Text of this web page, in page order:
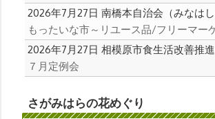
2026年7月27日 南橋本自治会（みなは
もったいな市～リユース品/フリーマー
2026年7月27日 相模原市食生活改善推
７月定例会
さがみはらの花めぐり